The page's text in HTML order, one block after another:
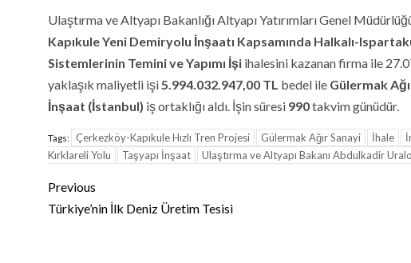
Ulaştırma ve Altyapı Bakanlığı Altyapı Yatırımları Genel
Kapıkule Yeni Demiryolu İnşaatı Kapsamında Halkalı-
Sistemlerinin Temini ve Yapımı İşi ihalesini kazanan firma ile
yaklaşık maliyetli işi 5.994.032.947,00 TL bedel ile Gülermak
İnşaat (İstanbul) iş ortaklığı aldı. İşin süresi 990takvim günüdür.
Tags: Çerkezköy-Kapıkule Hızlı Tren Projesi Gülermak Ağır Sanayi İhale
Kırklareli Yolu
Taşyapı İnşaat Ulaştırma ve Altyapı Bakanı Abdulkadir
Continue
Reading
Previous
Türkiye’nin İlk Deniz Üretim Tesisi